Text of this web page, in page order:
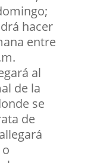
hacer
entre
al
de la
se
de